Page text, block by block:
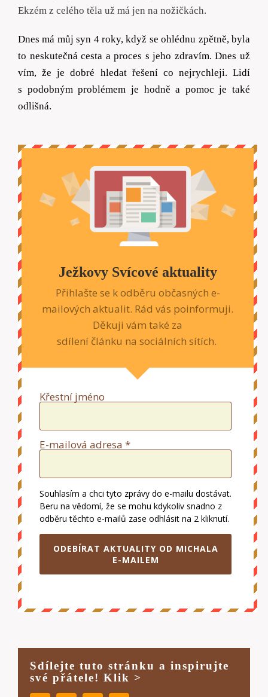
Ekzém z celého těla už má jen na nožičkách.
Dnes má můj syn 4roky, když se ohlédnu zpětně, byla
to neskutečná cesta a proces s jeho zdravím. Dnes už
vím, že je dobré hledat řešení co nejrychleji. Lidí
s podobným problémem je hodně a pomoc je také
odlišná.
Ježkovy Svícové aktuality
Přihlašte se k odběru občasných e-
mailových aktualit. Rád vás poinformuji.
Děkuji vám také za
sdílení článku na sociálních sítích.
Křestní jméno
E-mailová adresa *
Souhlasím a chci tyto zprávy do e-mailu dostávat.
Beru na vědomí, že se mohu kdykoliv snadno z
odběru těchto e-mailů zase odhlásit na 2 kliknutí.
ODEBÍRAT AKTUALITY OD MICHALA
E-MAILEM
Sdílejte tuto stránku a inspirujte
své přátele! Klik >